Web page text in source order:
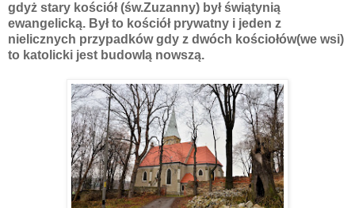
gdyż stary kościół (św.Zuzanny) był świątynią
ewangelicką. Był to kościół prywatny i jeden z
nielicznych przypadków gdy z dwóch kościołów(we wsi)
to katolicki jest budowlą nowszą.